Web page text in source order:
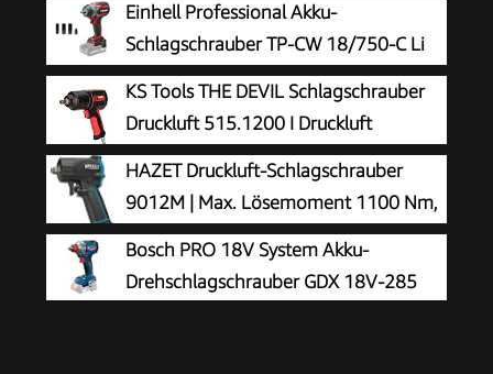
Einhell Professional Akku-
Schlagschrauber TP-CW 18/750-C Li
BL-Solo
KS Tools THE DEVIL Schlagschrauber
Druckluft 515.1200 I Druckluft
Schlagschrauber mit praktischem
Umschalthebel L/R I Hochleistungs-Doppel-
Hammer-Schlagwerk
HAZET Druckluft-Schlagschrauber
9012M | Max. Lösemoment 1100 Nm,
Vierkant 12,5 mm (1/2 Zoll) |
vibrationsarm - Werkzeug zum Anziehen und
Lösen von Schrauben
Bosch PRO 18V System Akku-
Drehschlagschrauber GDX 18V-285